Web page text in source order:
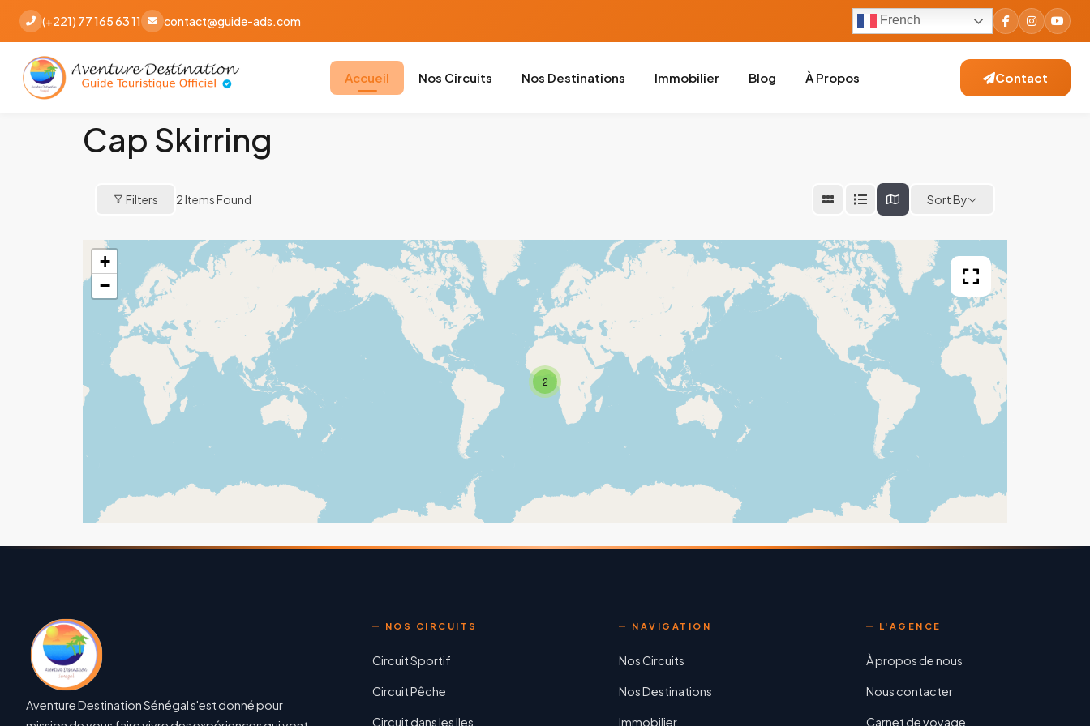
(+221) 77 165 63 11 contact@guide-ads.com French
Accueil Nos Circuits Nos Destinations Immobilier Blog À Propos Contact
Cap Skirring
Filters 2Items Found Sort By
2
+
−
Aventure Destination Sénégal s'est donné pour
NOS CIRCUITS
Circuit Sportif
Circuit Pêche
Circuit dans les Iles
NAVIGATION
Nos Circuits
Nos Destinations
Immobilier
L'AGENCE
À propos de nous
Nous contacter
Carnet de voyage